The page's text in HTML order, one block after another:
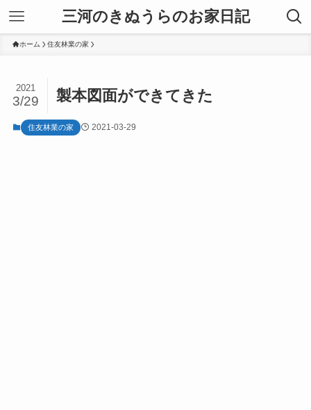
三河のきぬうらのお家日記
ホーム 住友林業の家
製本図面ができてきた
2021
3/29
住友林業の家 2021-03-29